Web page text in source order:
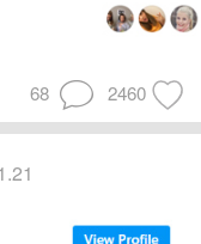
68 2460